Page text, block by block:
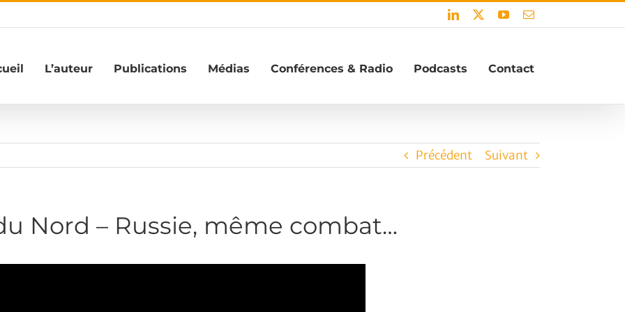
LinkedIn YouTubeEmail
L’auteur Publications Médias Conférences & Radio Podcasts Contact
Précédent Suivant
Nord – Russie, même combat…